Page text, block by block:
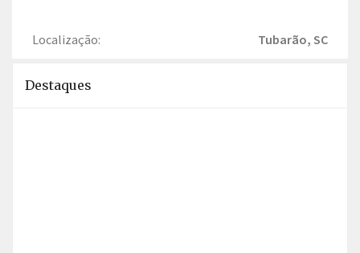
Localização: Tubarão, SC
Destaques